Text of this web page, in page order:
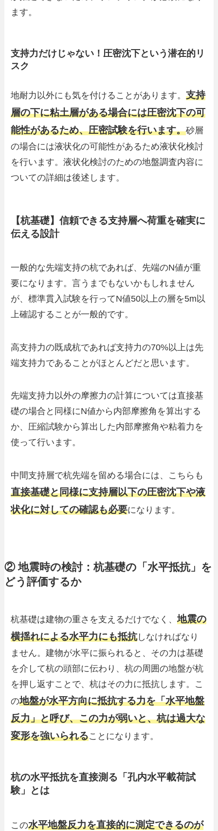
ます。
支持力だけじゃない！圧密沈下という潜在的リ
スク
地耐力以外にも気を付けることがあります。支持
層の下に粘土層がある場合には圧密沈下の可
能性があるため、圧密試験を行います。砂層
の場合には液状化の可能性があるため液状化検討
を行います。液状化検討のための地盤調査内容に
ついての詳細は後述します。
【杭基礎】信頼できる支持層へ荷重を確実に
伝える設計
一般的な先端支持の杭であれば、先端のN値が重
要になります。言うまでもないかもしれません
が、標準貫入試験を行ってN値50以上の層を5m以
上確認することが一般的です。
高支持力の既成杭であれば支持力の70%以上は先
端支持力であることがほとんどだと思います。
先端支持力以外の摩擦力の計算については直接基
礎の場合と同様にN値から内部摩擦角を算出する
か、圧縮試験から算出した内部摩擦角や粘着力を
使って行います。
中間支持層で杭先端を留める場合には、こちらも
直接基礎と同様に支持層以下の圧密沈下や液
状化に対しての確認も必要になります。
② 地震時の検討：杭基礎の「水平抵抗」を
どう評価するか
杭基礎は建物の重さを支えるだけでなく、地震の
横揺れによる水平力にも抵抗しなければなり
ません。建物が水平に振られると、その力は基礎
を介して杭の頭部に伝わり、杭の周囲の地盤が杭
を押し返すことで、杭はその力に抵抗します。こ
の地盤が水平方向に抵抗する力を「水平地盤
反力」と呼び、この力が弱いと、杭は過大な
変形を強いられることになります。
杭の水平抵抗を直接測る「孔内水平載荷試
験」とは
この水平地盤反力を直接的に測定できるのが